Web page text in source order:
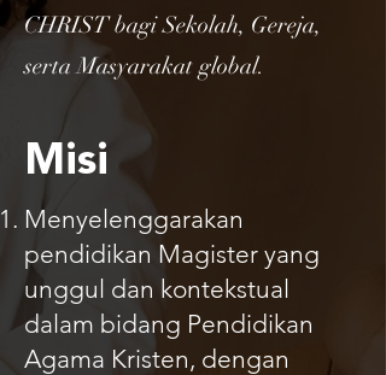
CHRIST bagi Sekolah, Gereja,
serta Masyarakat global.
Misi
Menyelenggarakan
pendidikan Magister yang
unggul dan kontekstual
dalam bidang Pendidikan
Agama Kristen, dengan